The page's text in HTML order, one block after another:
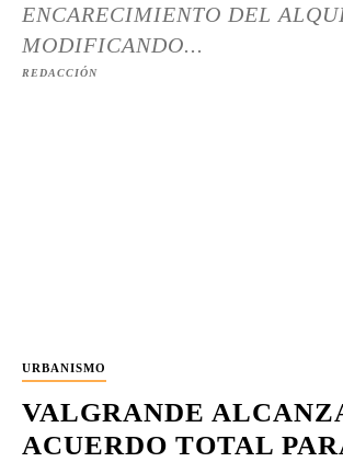
ENCARECIMIENTO DEL
MODIFICANDO...
REDACCIÓN
URBANISMO
VALGRANDE
ACUERDO TOTAL